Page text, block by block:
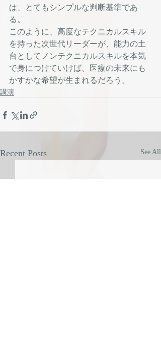
は、とてもシンプルな判断基準であ
る。
このように、高度なテクニカルスキル
を持った次世代リーダーが、能力の土
台としてノンテクニカルスキルを本気
で身につけていけば、医療の未来にも
かすかな希望が生まれるだろう。
講演
Recent Posts See All